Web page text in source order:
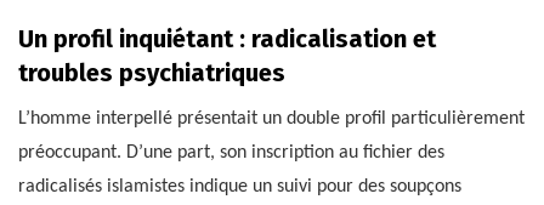
Un profil inquiétant : radicalisation et
troubles psychiatriques
L’homme interpellé présentait un double profil particulièrement
préoccupant. D’une part, son inscription au fichier des
radicalisés islamistes indique un suivi pour des soupçons